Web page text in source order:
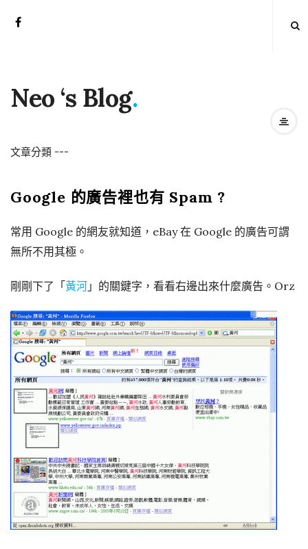
Neo ‘s Blog.
文章分類 ---
Google 的廣告裡也有 Spam ?
常用 Google 的網友就知道，eBay 在 Google 的廣告可謂
無所不用其極。
剛剛下了「黃河 」的關鍵字，看看右邊出來什麼廣告。Orz